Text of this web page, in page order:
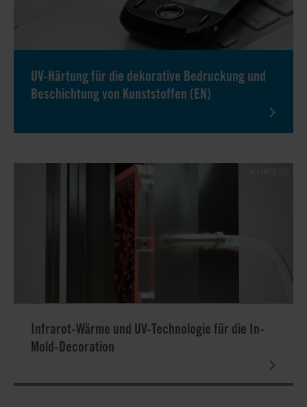
UV-Härtung für die dekorative Bedruckung und
Beschichtung von Kunststoffen (EN)
Infrarot-Wärme und UV-Technologie für die In-
Mold-Decoration